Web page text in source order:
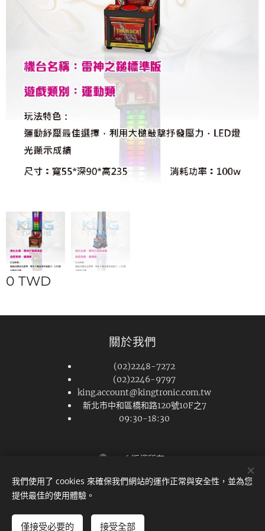
0 TWD
新增到購物車
關於我們
(02)2248-7272
(02)2246-9797
king.account@kingtronic.com.tw
新北市中和區橋和路120號10F之7
09:30-18:30
© 2026 版權所有
Cookies
我們使用了 cookies 來確保我們網站的運作正常與安全性，並為您
提供最佳的使用體驗。
僅接受必要的 接受全部